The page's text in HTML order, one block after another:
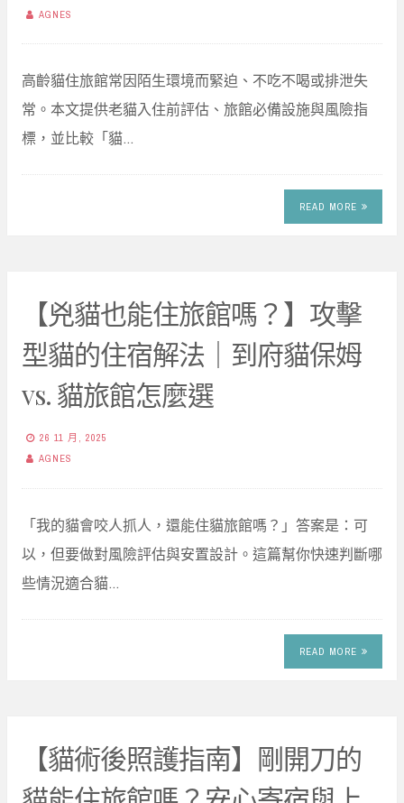
AGNES
高齡貓住旅館常因陌生環境而緊迫、不吃不喝或排泄失
常。本文提供老貓入住前評估、旅館必備設施與風險指
標，並比較「貓…
READ MORE
【兇貓也能住旅館嗎？】攻擊
型貓的住宿解法｜到府貓保姆
vs. 貓旅館怎麼選
26 11 月, 2025
AGNES
「我的貓會咬人抓人，還能住貓旅館嗎？」答案是：可
以，但要做對風險評估與安置設計。這篇幫你快速判斷哪
些情況適合貓…
READ MORE
【貓術後照護指南】剛開刀的